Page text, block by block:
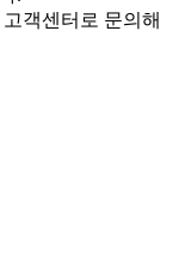
고객센터로 문의해